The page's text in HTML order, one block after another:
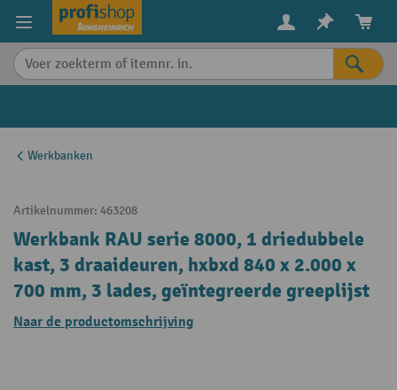
content
Werkbanken
Artikelnummer: 463208
Werkbank RAU serie 8000, 1 driedubbele
kast, 3 draaideuren, hxbxd 840 x 2.000 x
700 mm, 3 lades, geïntegreerde greeplijst
Naar de productomschrijving